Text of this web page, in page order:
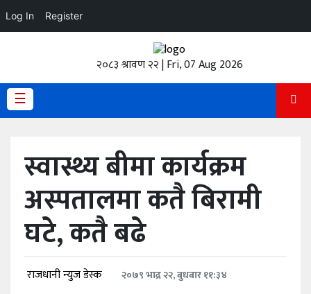
Log In Register
२०८३ श्रावण २२ | Fri, 07 Aug 2026
☰
अपडेट
प्रदेश
स्वास्थ्य बीमा कार्यक्रम
अस्पतालमा कतै बिरामी
घटे, कतै बढे
राजधानी न्युज डेस्क २०७९ भाद्र २२, बुधबार ११:३४